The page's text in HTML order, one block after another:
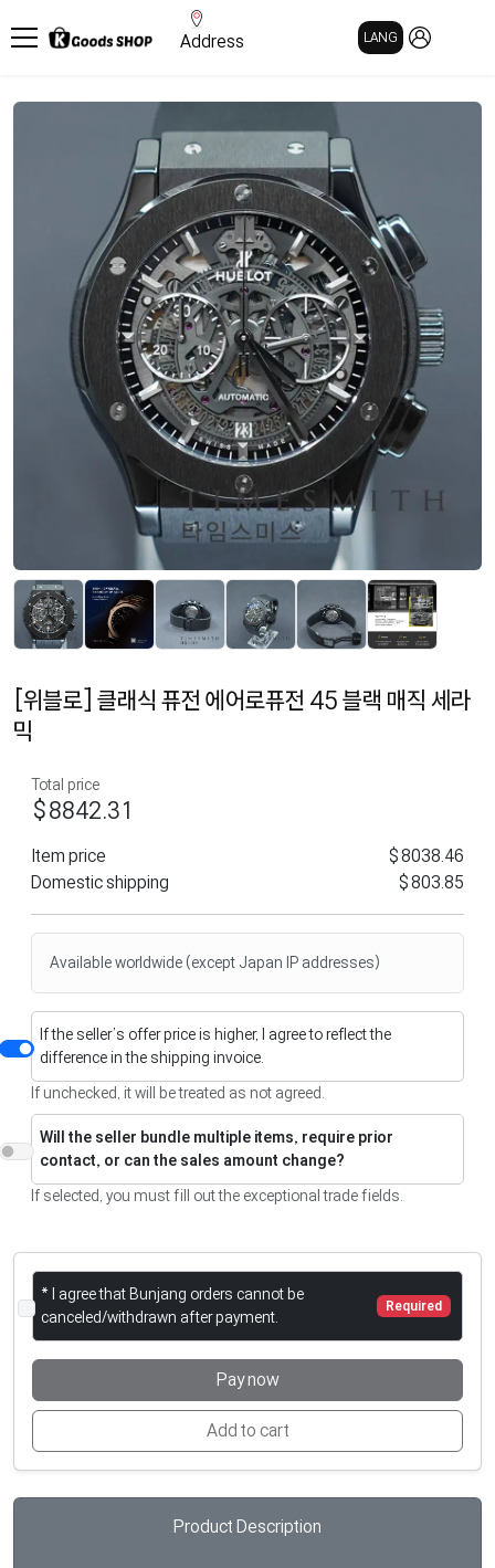
Address LANG
[위블로] 클래식 퓨전 에어로퓨전 45 블랙 매직 세라
믹
Total price
$8842.31
Item price
$8038.46
Domestic shipping
$803.85
Available worldwide (except Japan IP addresses)
If the seller’s offer price is higher, I agree to reflect the
difference in the shipping invoice.
If unchecked, it will be treated as not agreed.
Will the seller bundle multiple items, require prior
contact, or can the sales amount change?
If selected, you must fill out the exceptional trade fields.
* I agree that Bunjang orders cannot be
canceled/withdrawn after payment.
Required
Pay now
Add to cart
Product Description